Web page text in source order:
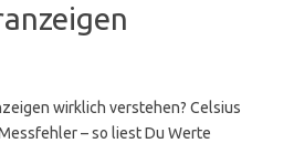
wirklich verstehen? Celsius
– so liest Du Werte